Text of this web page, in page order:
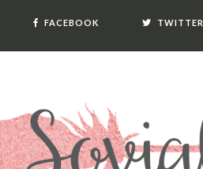
FACEBOOK TWITTER